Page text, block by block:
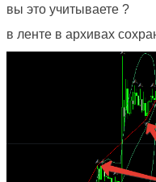
вы это учитываете ?
в ленте в архивах